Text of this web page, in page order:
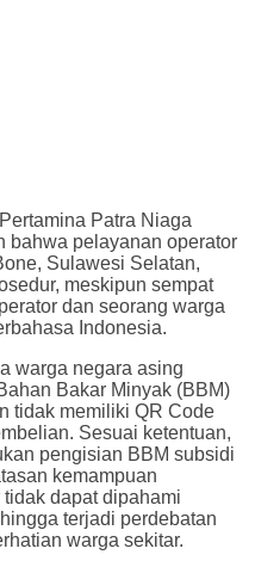
Pertamina Patra Niaga
bahwa pelayanan operator
Sulawesi Selatan,
meskipun sempat
dan seorang warga
Indonesia.
warga negara asing
Bakar Minyak (BBM)
tidak memiliki QR Code
Sesuai ketentuan,
pengisian BBM subsidi
kemampuan
dapat dipahami
terjadi perdebatan
warga sekitar.